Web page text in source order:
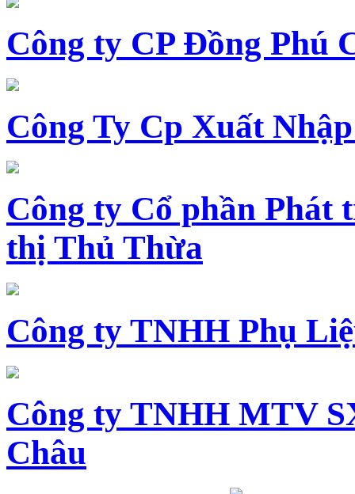
Công ty CP Đồng Phú
Công Ty Cp Xuất
Công ty Cổ phần Phát
thị Thủ Thừa
Công ty TNHH Phụ
Công ty TNHH MTV
Châu